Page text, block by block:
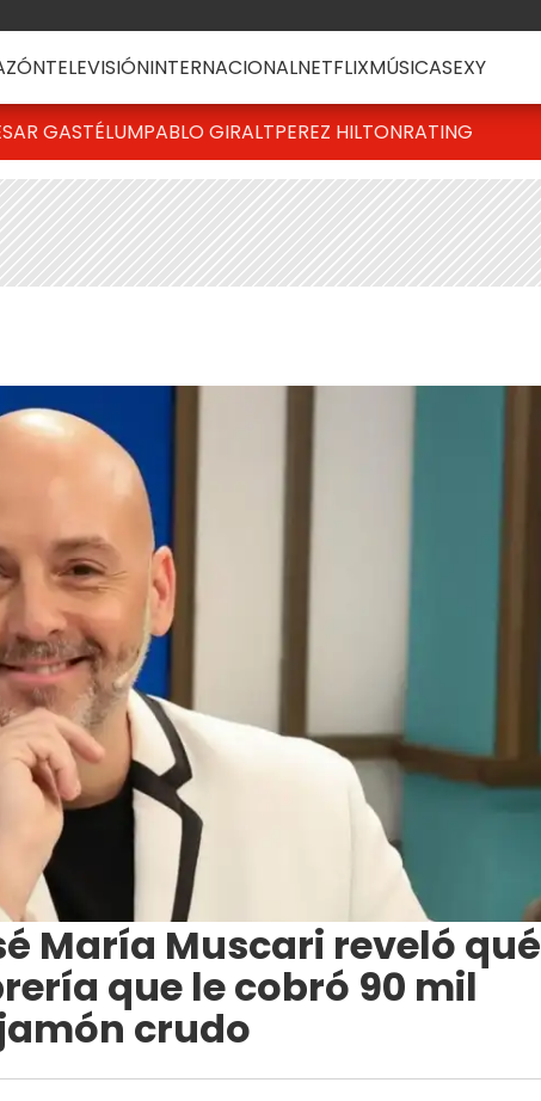
TELEVISIÓNINTERNACIONALNETFLIXMÚSICASEXY
GASTÉLUMPABLO GIRALTPEREZ HILTONRATING
María Muscari reveló qué
que le cobró 90 mil
crudo